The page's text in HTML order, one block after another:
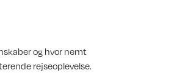
og hvor nemt
rejseoplevelse.